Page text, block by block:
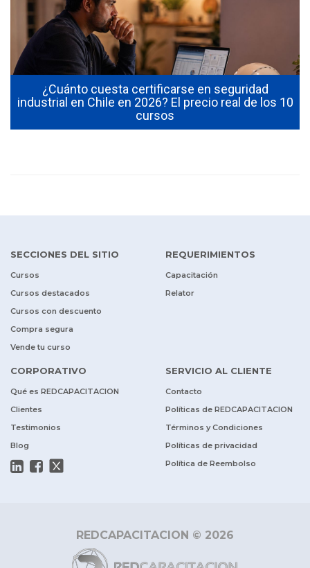
¿Cuánto cuesta certificarse en seguridad
industrial en Chile en 2026? El precio real de los 10
cursos
SECCIONES DEL SITIO
Cursos
Cursos destacados
Cursos con descuento
Compra segura
Vende tu curso
REQUERIMIENTOS
Capacitación
Relator
CORPORATIVO
Qué es REDCAPACITACION
Clientes
Testimonios
Blog
SERVICIO AL CLIENTE
Contacto
Políticas de REDCAPACITACION
Términos y Condiciones
Políticas de privacidad
Política de Reembolso
REDCAPACITACION © 2026